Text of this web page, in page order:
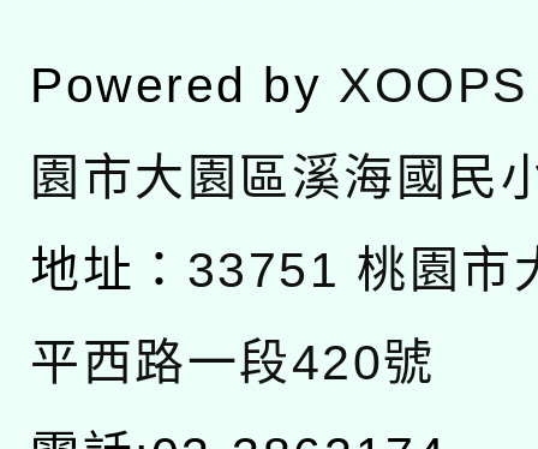
Powered by XOOPS
園市大園區溪海國民
地址： 33751 桃園市
平西路一段420號